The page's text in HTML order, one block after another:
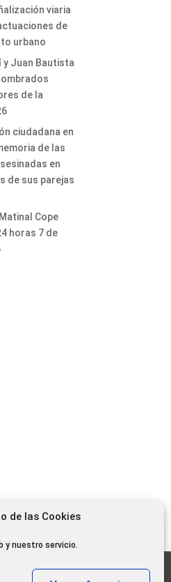
de las Cookies
y nuestro servicio.
viaria
de
urbano
y Juan Bautista
de la
ciudadana en
de las
en
de sus parejas
Cope
horas 7 de